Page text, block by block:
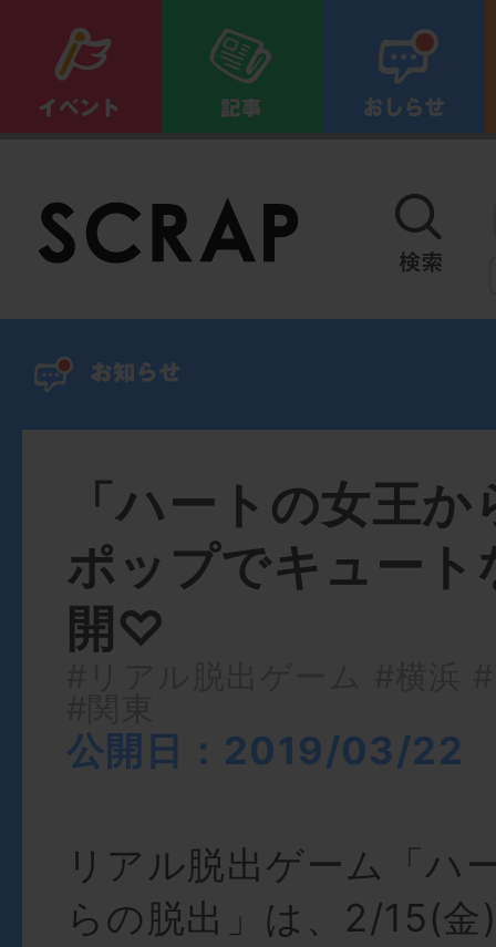
「ハートの女王
ポップでキュート
開♡
公開日：2019/03/22
リアル脱出ゲーム「ハ
らの脱出」は、2/15(